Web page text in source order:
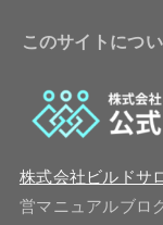
このサイトにつ
株式会社ビルドサ
営マニュアルブロ